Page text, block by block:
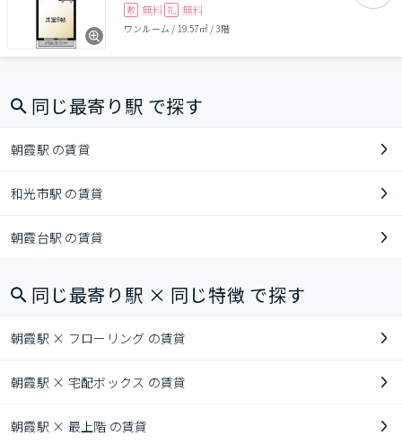
敷 無料 礼 無料
ワンルーム / 19.57㎡/3階
同じ最寄り駅 で探す
朝霞駅 の賃貸
和光市駅 の賃貸
朝霞台駅 の賃貸
同じ最寄り駅 × 同じ特徴 で探す
朝霞駅 × フローリング の賃貸
朝霞駅 × 宅配ボックス の賃貸
朝霞駅 × 最上階 の賃貸